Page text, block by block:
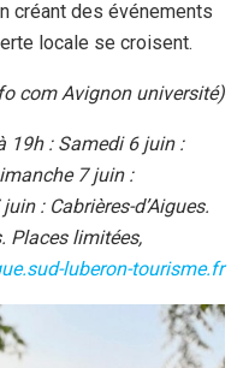
créant des événements
locale se croisent.
com Avignon université)
19h : Samedi 6 juin :
7 juin :
: Cabrières-d’Aigues.
Places limitées,
luberon-tourisme.fr